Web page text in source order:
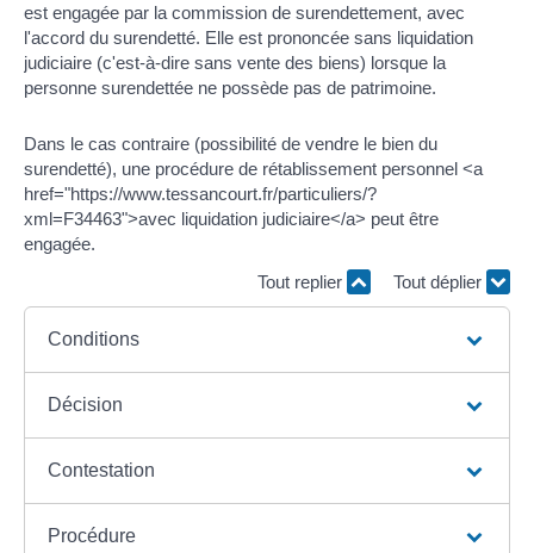
est engagée par la commission de surendettement, avec
l'accord du surendetté. Elle est prononcée sans liquidation
judiciaire (c'est-à-dire sans vente des biens) lorsque la
personne surendettée ne possède pas de patrimoine.
Dans le cas contraire (possibilité de vendre le bien du
surendetté), une procédure de rétablissement personnel <a
href="https://www.tessancourt.fr/particuliers/?
xml=F34463">avec liquidation judiciaire</a> peut être
engagée.
Tout replier
Tout déplier
Conditions
Décision
Contestation
Procédure